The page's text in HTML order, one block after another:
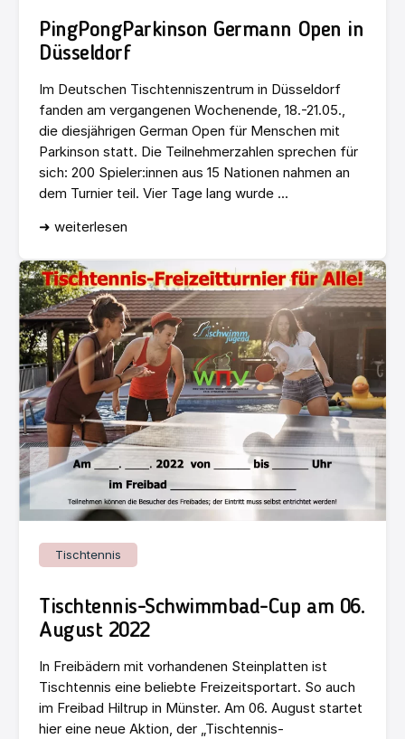
PingPongParkinson Germann Open in
Düsseldorf
Im Deutschen Tischtenniszentrum in Düsseldorf
fanden am vergangenen Wochenende, 18.-21.05.,
die diesjährigen German Open für Menschen mit
Parkinson statt. Die Teilnehmerzahlen sprechen für
sich: 200 Spieler:innen aus 15 Nationen nahmen an
dem Turnier teil. Vier Tage lang wurde ...
➜ weiterlesen
Tischtennis
Tischtennis-Schwimmbad-Cup am 06.
August 2022
In Freibädern mit vorhandenen Steinplatten ist
Tischtennis eine beliebte Freizeitsportart. So auch
im Freibad Hiltrup in Münster. Am 06. August startet
hier eine neue Aktion, der „Tischtennis-